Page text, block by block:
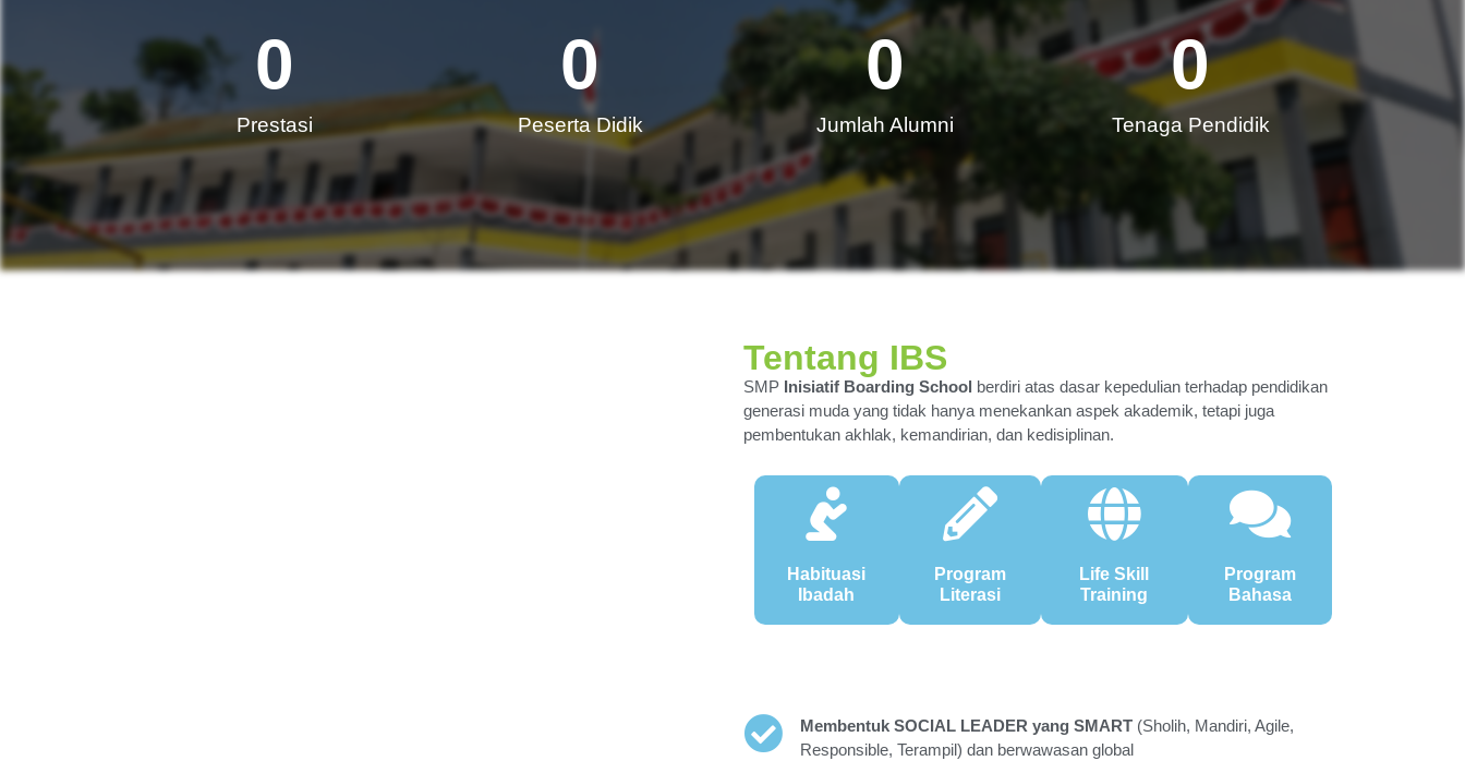
0
Prestasi
0
Peserta Didik
0
Jumlah Alumni​
0
Tenaga Pendidik
Tentang IBS
SMP Inisiatif Boarding School berdiri atas dasar kepedulian terhadap pendidikan
generasi muda yang tidak hanya menekankan aspek akademik, tetapi juga
pembentukan akhlak, kemandirian, dan kedisiplinan.
Habituasi
Ibadah
Program
Literasi
Life Skill
Training
Program
Bahasa
Membentuk SOCIAL LEADER yang SMART (Sholih, Mandiri, Agile,
Responsible, Terampil) dan berwawasan global